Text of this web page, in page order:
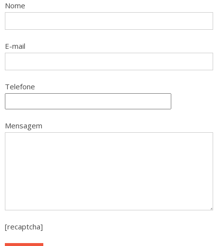
Nome
E-mail
Telefone
Mensagem
[recaptcha]